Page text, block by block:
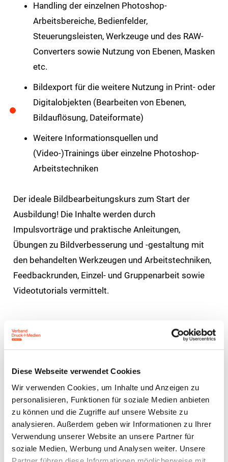
Diese Webseite verwendet Cookies
Wir verwenden Cookies, um Inhalte und Anzeigen zu
personalisieren, Funktionen für soziale Medien anbieten
zu können und die Zugriffe auf unsere Website zu
analysieren. Außerdem geben wir Informationen zu Ihrer
Verwendung unserer Website an unsere Partner für
soziale Medien, Werbung und Analysen weiter. Unsere
Handling der einzelnen Photoshop-
Arbeitsbereiche, Bedienfelder,
Steuerungsleisten, Werkzeuge und des RAW-
Converters sowie Nutzung von Ebenen, Masken
etc.
Bildexport für die weitere Nutzung in Print- oder
Digitalobjekten (Bearbeiten von Ebenen,
Bildauflösung, Dateiformate)
Weitere Informationsquellen und
(Video-)Trainings über einzelne Photoshop-
Arbeitstechniken
Der ideale Bildbearbeitungskurs zum Start der
Ausbildung! Die Inhalte werden durch
Impulsvorträge und praktische Anleitungen,
Übungen zu Bildverbesserung und -gestaltung mit
den behandelten Werkzeugen und Arbeitstechniken,
Feedbackrunden, Einzel- und Gruppenarbeit sowie
Videotutorials vermittelt.
Referent:
Freiberuflicher Trainer